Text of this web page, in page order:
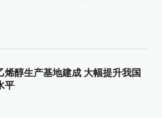
烯醇生产基地建成 大幅提升我国
平